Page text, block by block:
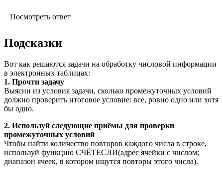
Посмотреть ответ
Подсказки
Вот как решаются задачи на обработку числовой информации
в электронных таблицах:
1. Прочти задачу
Выясни из условия задачи, сколько промежуточных условий
должно проверить итоговое условие: все, ровно одно или хотя
бы одно.
2. Используй следующие приёмы для проверки
промежуточных условий
Чтобы найти количество повторов каждого числа в строке,
используй функцию СЧЁТЕСЛИ(адрес ячейки с числом;
диапазон ячеек, в котором ищутся повторы этого числа).